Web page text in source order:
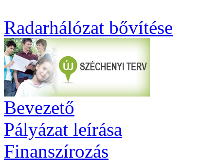
Radarhálózat bővítése
Bevezető
Pályázat leírása
Finanszírozás